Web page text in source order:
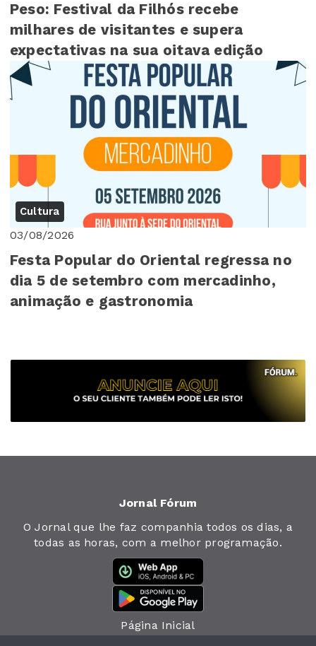
Peso: Festival da Filhós recebe
milhares de visitantes e supera
expectativas na sua oitava edição
Cultura
03/08/2026
Festa Popular do Oriental regressa no
dia 5 de setembro com mercadinho,
animação e gastronomia
Jornal Fórum
O Jornal que lhe faz companhia todos os dias, a
todas as horas, com a melhor programação.
Página Inicial